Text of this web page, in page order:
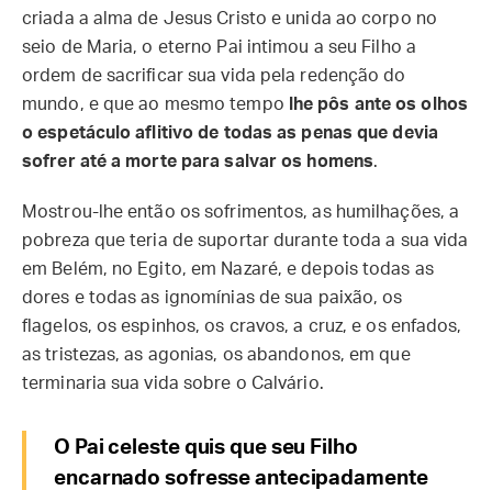
criada a alma de Jesus Cristo e unida ao corpo no
seio de Maria, o eterno Pai intimou a seu Filho a
ordem de sacrificar sua vida pela redenção do
mundo, e que ao mesmo tempo
lhe pôs ante os olhos
o espetáculo aflitivo de todas as penas que devia
sofrer até a morte para salvar os homens.
Mostrou-lhe então os sofrimentos, as humilhações, a
pobreza que teria de suportar durante toda a sua vida
em Belém, no Egito, em Nazaré, e depois todas as
dores e todas as ignomínias de sua paixão, os
flagelos, os espinhos, os cravos, a cruz, e os enfados,
as tristezas, as agonias, os abandonos, em que
terminaria sua vida sobre o Calvário.
O Pai celeste quis que seu Filho
encarnado sofresse antecipadamente